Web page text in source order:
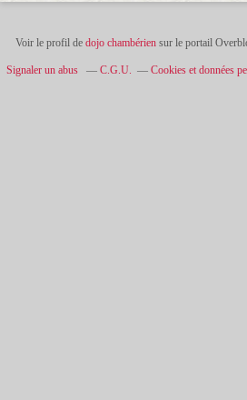
Voir le profil de dojo chambériensur le portail
Signaler un abus C.G.U. Cookies et données